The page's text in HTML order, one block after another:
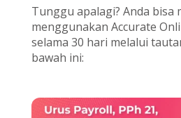
Tunggu apalagi? Anda bisa
menggunakan Accurate
selama 30 hari melalui
bawah ini: